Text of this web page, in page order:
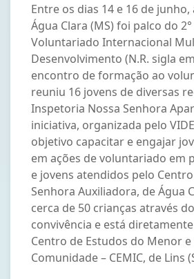
Entre os dias 14 e 16 de junho,
Água Clara (MS) foi palco do 2°
Voluntariado Internacional
Desenvolvimento (N.R. sigla
encontro de formação ao
reuniu 16 jovens de diversas
Inspetoria Nossa Senhora
iniciativa, organizada pelo
objetivo capacitar e engajar
em ações de voluntariado em
e jovens atendidos pelo
Senhora Auxiliadora, de Água
cerca de 50 crianças através
convivência e está
Centro de Estudos do Menor
Comunidade – CEMIC, de Lins